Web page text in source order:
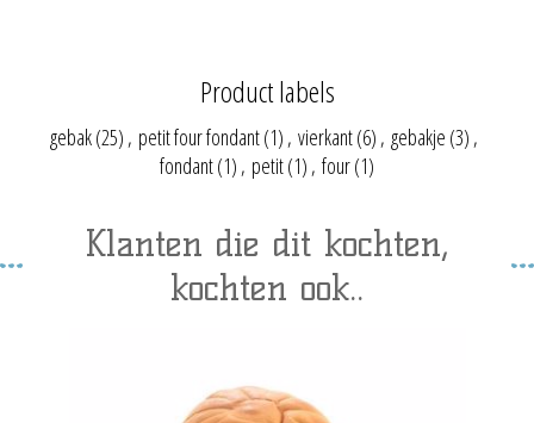
Product labels
gebak(25) , petit four fondant(1) , vierkant(6) , gebakje (3) ,
fondant(1) , petit(1) , four(1)
Klanten die dit kochten,
kochten ook..